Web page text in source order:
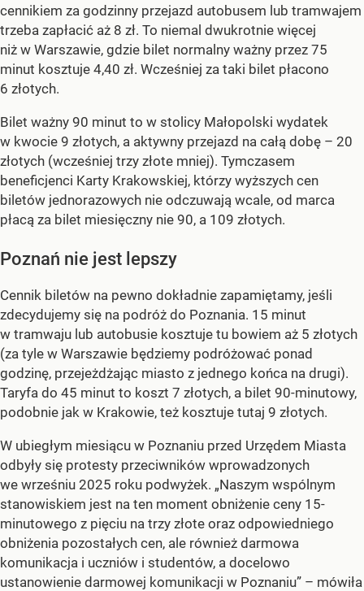
cennikiem za godzinny przejazd autobusem lub tramwajem
trzeba zapłacić aż 8 zł. To niemal dwukrotnie więcej
niż w Warszawie, gdzie bilet normalny ważny przez 75
minut kosztuje 4,40 zł. Wcześniej za taki bilet płacono
6 złotych.
Bilet ważny 90 minut to w stolicy Małopolski wydatek
w kwocie 9 złotych, a aktywny przejazd na całą dobę – 20
złotych (wcześniej trzy złote mniej). Tymczasem
beneficjenci Karty Krakowskiej, którzy wyższych cen
biletów jednorazowych nie odczuwają wcale, od marca
płacą za bilet miesięczny nie 90, a 109 złotych.
Poznań nie jest lepszy
Cennik biletów na pewno dokładnie zapamiętamy, jeśli
zdecydujemy się na podróż do Poznania. 15 minut
w tramwaju lub autobusie kosztuje tu bowiem aż 5 złotych
(za tyle w Warszawie będziemy podróżować ponad
godzinę, przejeżdżając miasto z jednego końca na drugi).
Taryfa do 45 minut to koszt 7 złotych, a bilet 90-minutowy,
podobnie jak w Krakowie, też kosztuje tutaj 9 złotych.
W ubiegłym miesiącu w Poznaniu przed Urzędem Miasta
odbyły się protesty przeciwników wprowadzonych
we wrześniu 2025 roku podwyżek. „Naszym wspólnym
stanowiskiem jest na ten moment obniżenie ceny 15-
minutowego z pięciu na trzy złote oraz odpowiedniego
obniżenia pozostałych cen, ale również darmowa
komunikacja i uczniów i studentów, a docelowo
ustanowienie darmowej komunikacji w Poznaniu” – mówiła